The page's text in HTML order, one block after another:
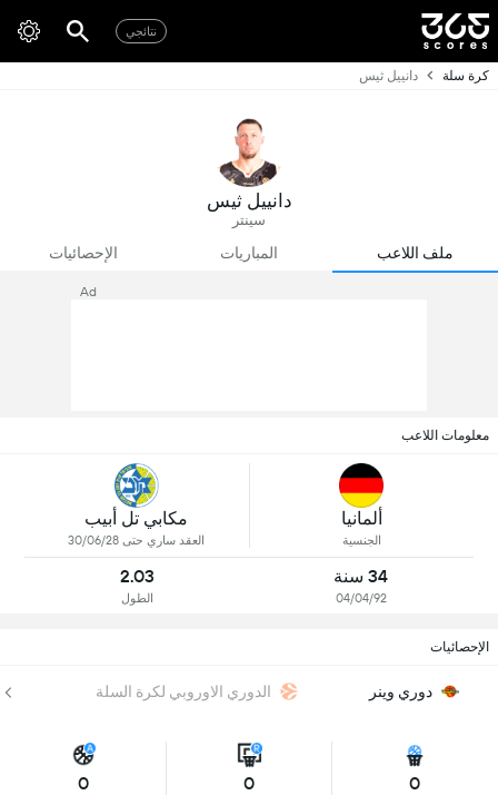
نتائجي
كرة سلة دانييل ثيس
دانييل ثيس
سينتر
ملف اللاعب المباريات الإحصائيات
Ad
معلومات اللاعب
ألمانيا
الجنسية
مكابي تل أبيب
العقد ساري حتى 30/06/28
34 سنة
04/04/92
2.03
الطول
الإحصائيات
دوري وينر الدوري الاوروبي لكرة السلة
0
0
0